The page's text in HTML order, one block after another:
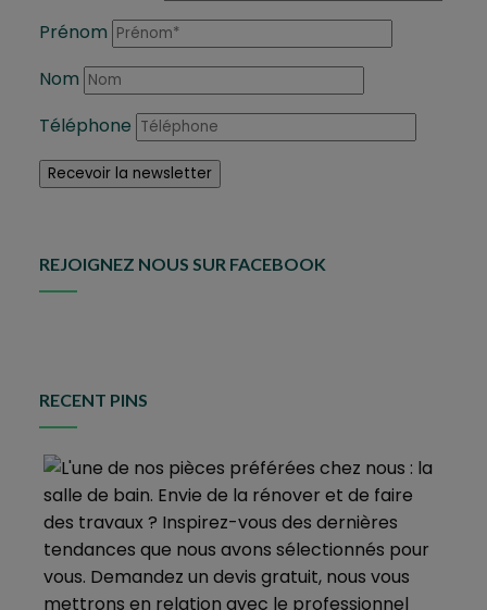
Prénom
Nom
Téléphone
REJOIGNEZ NOUS SUR FACEBOOK
RECENT PINS